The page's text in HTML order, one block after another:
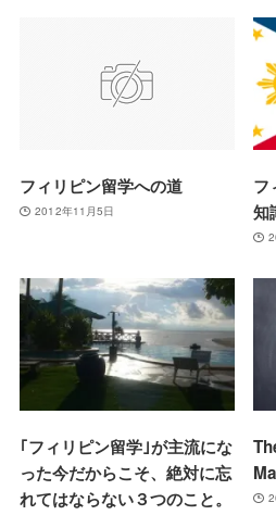
フィリピン留学への道
2012年11月5日
フ
知
｢フィリピン留学｣が主流にな
った今だからこそ、絶対に忘
れてはならない３つのこと。